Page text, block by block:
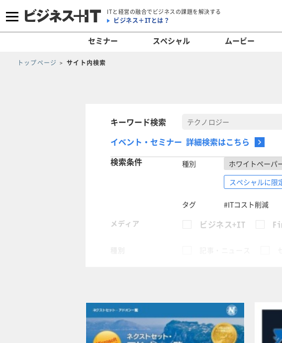
ITと経営の融合でビジネスの課題を解決する
ビジネス＋ITとは？
セミナー スペシャル ムービー
トップページ サイト内検索
キーワード検索
イベント・セミナー 詳細検索はこちら
検索条件
種別
ホワイトペーパ
スペシャルに限
タグ
#ITコスト削減
メディア
ビジネス+IT
タグ
ITコスト削減